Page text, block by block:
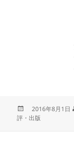
稿
2016年8月1日
評・出版